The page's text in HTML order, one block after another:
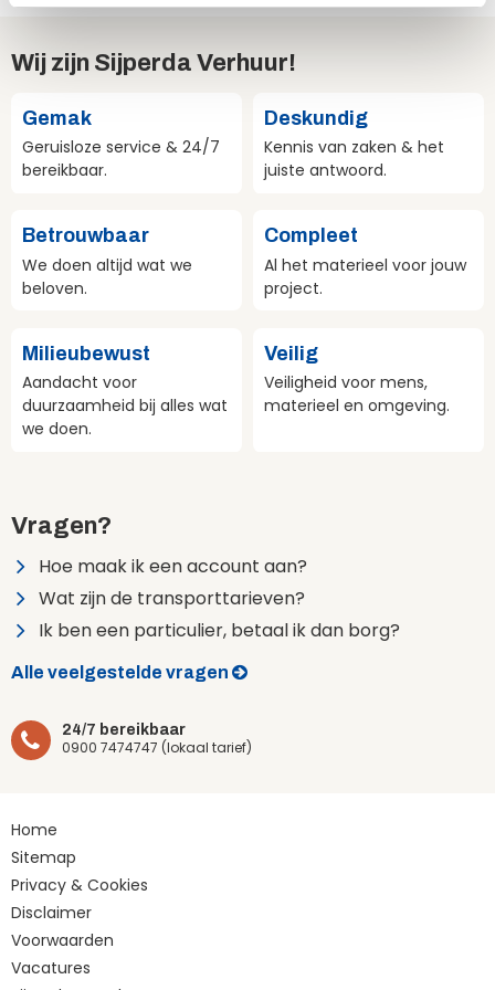
Wij zijn Sijperda Verhuur!
Gemak
Geruisloze service & 24/7
bereikbaar.
Deskundig
Kennis van zaken & het
juiste antwoord.
Betrouwbaar
We doen altijd wat we
beloven.
Compleet
Al het materieel voor jouw
project.
Milieubewust
Aandacht voor
duurzaamheid bij alles wat
we doen.
Veilig
Veiligheid voor mens,
materieel en omgeving.
Vragen?
Hoe maak ik een account aan?
Wat zijn de transporttarieven?
Ik ben een particulier, betaal ik dan borg?
Alle veelgestelde vragen
24/7 bereikbaar
0900 7474747 (lokaal tarief)
Home
Sitemap
Privacy & Cookies
Disclaimer
Voorwaarden
Vacatures